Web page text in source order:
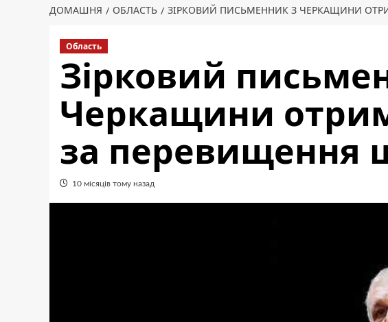
ДОМАШНЯ ОБЛАСТЬ ЗІРКОВИЙ ПИСЬМЕННИК З ЧЕРКАЩИНИ
Область
Зірковий
Черкащини
за перевищення
10 місяців тому назад